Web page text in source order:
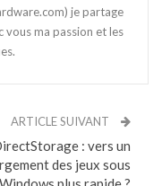
je partage
vous ma passion et les
ARTICLE SUIVANT
: vers un
des jeux sous